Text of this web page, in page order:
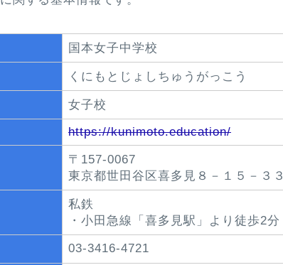
国本女子中学校
くにもとじょしちゅうがっこう
女子校
https://kunimoto.education/
〒157-0067
東京都世田谷区喜多見８－１５－３３
私鉄
・小田急線「喜多見駅」より徒歩2分
03-3416-4721